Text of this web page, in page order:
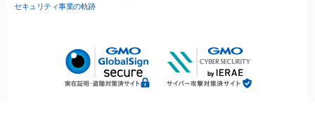
セキュリティ事業の軌跡